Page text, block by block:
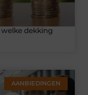
dekking
AANBIEDINGEN